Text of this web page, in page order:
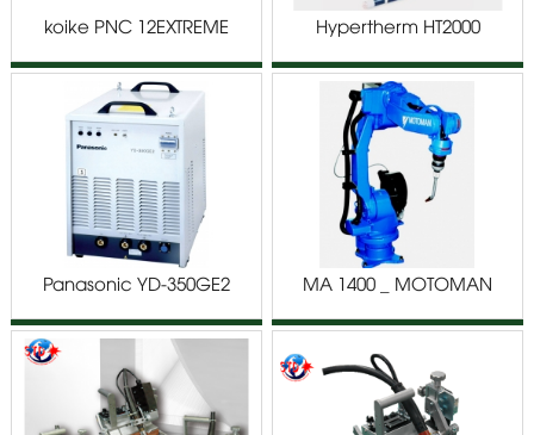
koike PNC 12EXTREME Hypertherm HT2000
Panasonic YD-350GE2
MA 1400 _ MOTOMAN